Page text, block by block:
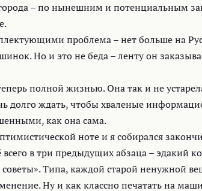
– по нынешним и потенциальным
проблема – нет больше на
Но и это не беда – ленту он
полной жизнью. Она так и не
долго ждать, чтобы хваленые
как она сама.
ноте и я собирался
в три предыдущих абзаца – эдакий
Типа, каждой старой ненужной
Ну и как классно печатать на